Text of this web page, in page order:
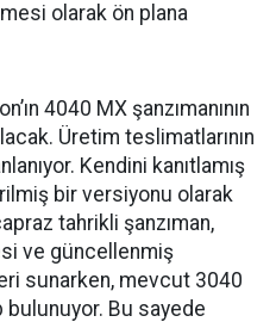
olarak ön plana
4040 MX şanzımanının
Üretim teslimatlarının
Kendini kanıtlamış
bir versiyonu olarak
tahrikli şanzıman,
ve güncellenmiş
sunarken, mevcut 3040
bulunuyor. Bu sayede